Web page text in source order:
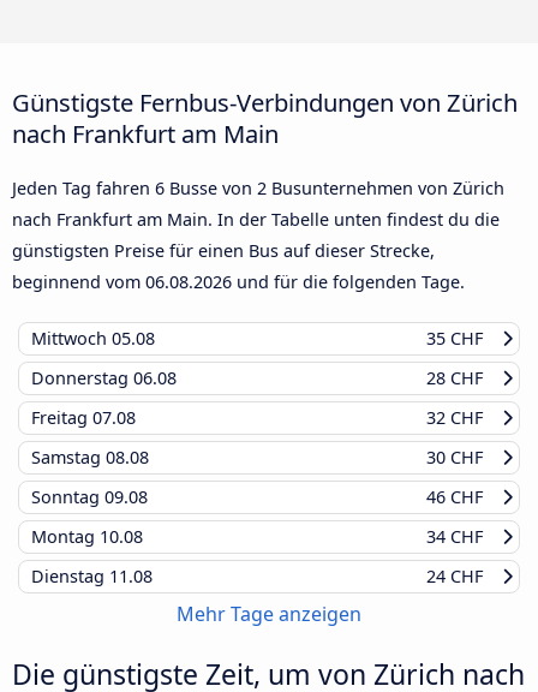
Günstigste Fernbus-Verbindungen von Zürich
nach Frankfurt am Main
Jeden Tag fahren 6 Busse von 2 Busunternehmen von Zürich
nach Frankfurt am Main. In der Tabelle unten findest du die
günstigsten Preise für einen Bus auf dieser Strecke,
beginnend vom 06.08.2026 und für die folgenden Tage.
Mittwoch 05.08
35 CHF
Donnerstag 06.08
28 CHF
Freitag 07.08
32 CHF
Samstag 08.08
30 CHF
Sonntag 09.08
46 CHF
Montag 10.08
34 CHF
Dienstag 11.08 24 CHF
Mehr Tage anzeigen
Die günstigste Zeit, um von Zürich nach